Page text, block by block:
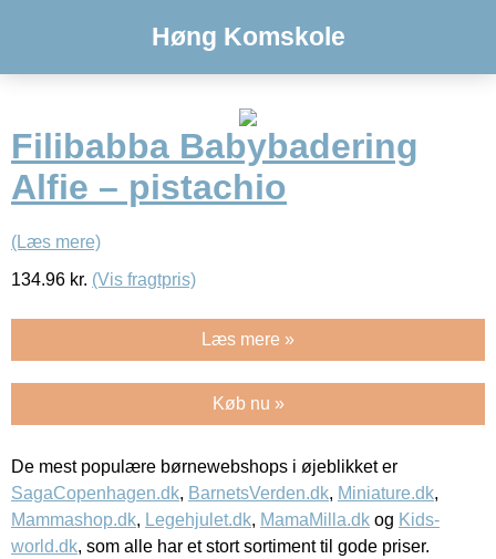
Høng Komskole
Filibabba Babybadering
Alfie – pistachio
(Læs mere)
134.96 kr. (Vis fragtpris)
Læs mere »
Køb nu »
De mest populære børnewebshops i øjeblikket er
SagaCopenhagen.dk, BarnetsVerden.dk, Miniature.dk,
Mammashop.dk, Legehjulet.dk, MamaMilla.dk og Kids-
world.dk, som alle har et stort sortiment til gode priser.